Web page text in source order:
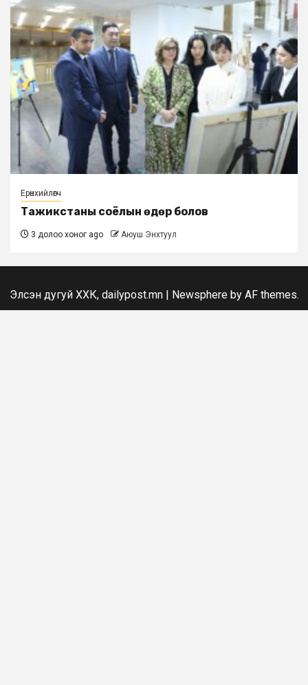
Ерөнхийлөгч
Тажикстаны соёлын өдөр болов
3 долоо хоног ago Аюуш Энхтуул
Элсэн дугуй ХХК, dailypost.mn Newsphereby AF themes.